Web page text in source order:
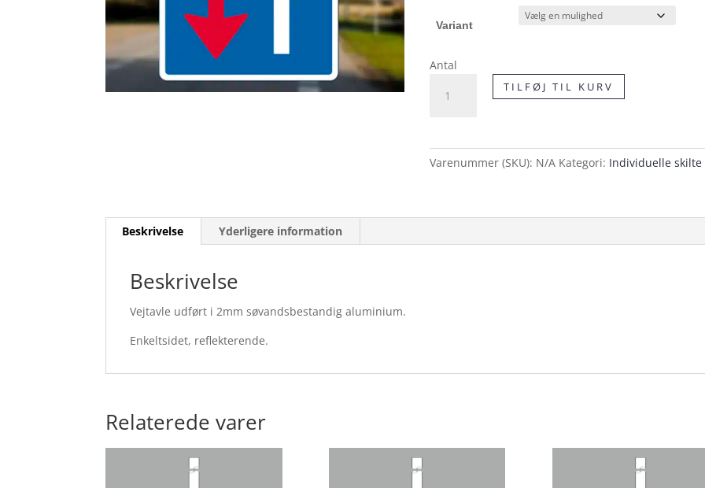
Variant
Antal
Modkørende
TILFØJ TIL KURV
Varenummer (SKU): N/A Kategori: Individuelle skilte
Beskrivelse Yderligere information
Beskrivelse
Vejtavle udført i 2mm søvandsbestandig aluminium.
Enkeltsidet, reflekterende.
Relaterede varer